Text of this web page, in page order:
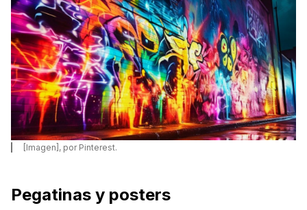
[Imagen], por Pinterest.
Pegatinas y posters